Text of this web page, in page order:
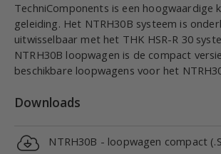
TechniComponents is een hoogwaardige
geleiding. Het NTRH30B systeem is
uitwisselbaar met het THK HSR-R 30
NTRH30B loopwagen is de compact
beschikbare loopwagens voor het
Downloads
NTRH30B - loopwagen compact